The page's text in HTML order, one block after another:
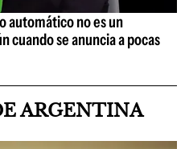
automático no es un
cuando se anuncia a pocas
ARGENTINA